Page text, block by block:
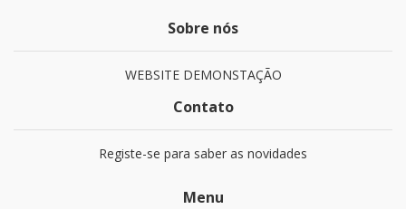
Sobre nós
WEBSITE DEMONSTAÇÃO
Contato
Registe-se para saber as novidades
Menu